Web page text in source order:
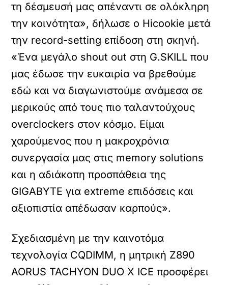
τη δέσμευσή μας απέναντι σε ολόκληρη
την κοινότητα», δήλωσε ο Hicookie μετά
την record-setting επίδοση στη σκηνή.
«Ένα μεγάλο shout out στη G.SKILL που
μας έδωσε την ευκαιρία να βρεθούμε
εδώ και να διαγωνιστούμε ανάμεσα σε
μερικούς από τους πιο ταλαντούχους
overclockers στον κόσμο. Είμαι
χαρούμενος που η μακροχρόνια
συνεργασία μας στις memory solutions
και η αδιάκοπη προσπάθεια της
GIGABYTE για extreme επιδόσεις και
αξιοπιστία απέδωσαν καρπούς».
Σχεδιασμένη με την καινοτόμα
τεχνολογία CQDIMM, η μητρική Z890
AORUS TACHYON DUO X ICE προσφέρει